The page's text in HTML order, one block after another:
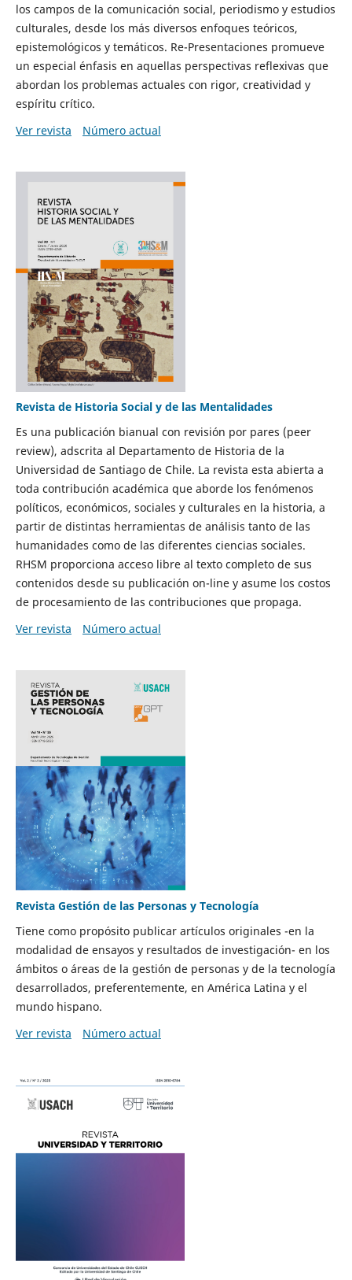
los campos de la comunicación social, periodismo y estudios
culturales, desde los más diversos enfoques teóricos,
epistemológicos y temáticos. Re-Presentaciones promueve
un especial énfasis en aquellas perspectivas reflexivas que
abordan los problemas actuales con rigor, creatividad y
espíritu crítico.
Ver revista
Número actual
Revista de Historia Social y de las Mentalidades
Es una publicación bianual con revisión por pares (peer
review), adscrita al Departamento de Historia de la
Universidad de Santiago de Chile. La revista esta abierta a
toda contribución académica que aborde los fenómenos
políticos, económicos, sociales y culturales en la historia, a
partir de distintas herramientas de análisis tanto de las
humanidades como de las diferentes ciencias sociales.
RHSM proporciona acceso libre al texto completo de sus
contenidos desde su publicación on-line y asume los costos
de procesamiento de las contribuciones que propaga.
Ver revista
Número actual
Revista Gestión de las Personas y Tecnología
Tiene como propósito publicar artículos originales -en la
modalidad de ensayos y resultados de investigación- en los
ámbitos o áreas de la gestión de personas y de la tecnología
desarrollados, preferentemente, en América Latina y el
mundo hispano.
Ver revista
Número actual